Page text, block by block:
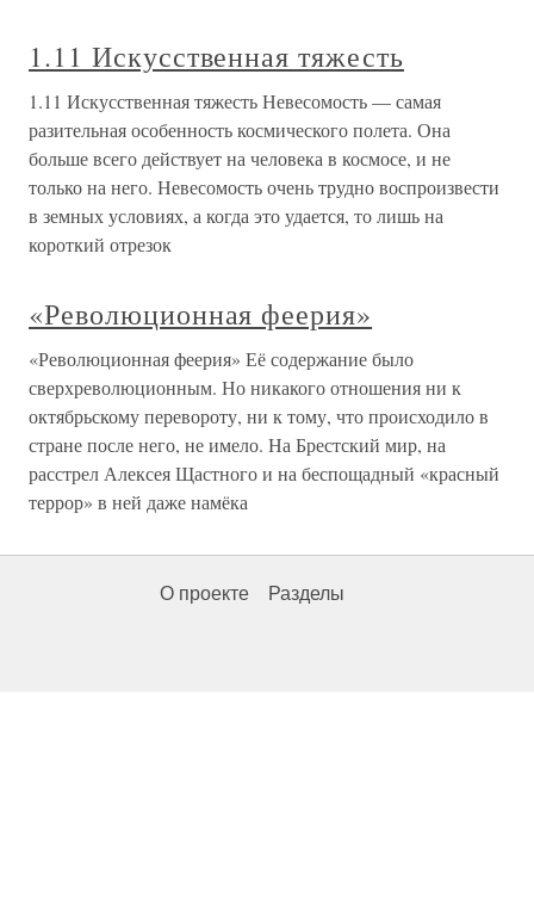
1.11 Искусственная тяжесть
1.11 Искусственная тяжесть Невесомость — самая
разительная особенность космического полета. Она
больше всего действует на человека в космосе, и не
только на него. Невесомость очень трудно воспроизвести
в земных условиях, а когда это удается, то лишь на
короткий отрезок
«Революционная феерия»
«Революционная феерия» Её содержание было
сверхреволюционным. Но никакого отношения ни к
октябрьскому перевороту, ни к тому, что происходило в
стране после него, не имело. На Брестский мир, на
расстрел Алексея Щастного и на беспощадный «красный
террор» в ней даже намёка
О проекте Разделы